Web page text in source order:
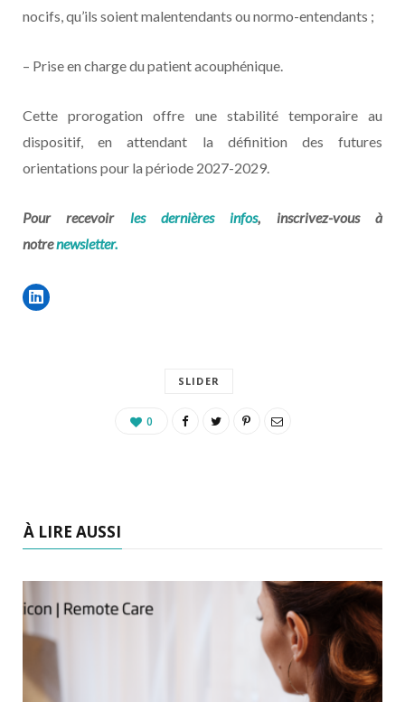
nocifs, qu’ils soient malentendants ou normo-entendants ;
– Prise en charge du patient acouphénique.
Cette prorogation offre une stabilité temporaire au
dispositif, en attendant la définition des futures
orientations pour la période 2027-2029.
Pour recevoir les dernières infos, inscrivez-vous à
notrenewsletter.
SLIDER
0
À LIRE AUSSI